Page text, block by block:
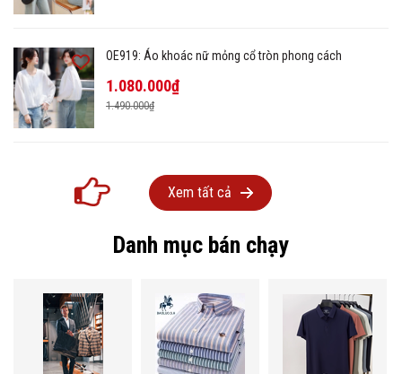
OE919: Áo khoác nữ mỏng cổ tròn phong cách
1.080.000₫
1.490.000₫
Xem tất cả
Danh mục bán chạy